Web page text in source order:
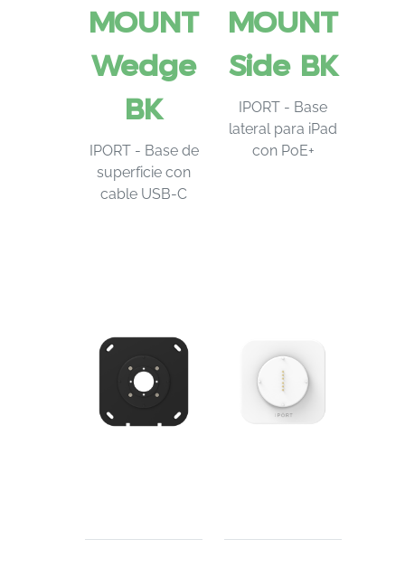
MOUNT
Wedge
BK
IPORT - Base de
superficie con
cable USB-C
MOUNT
Side BK
IPORT - Base
lateral para iPad
con PoE+